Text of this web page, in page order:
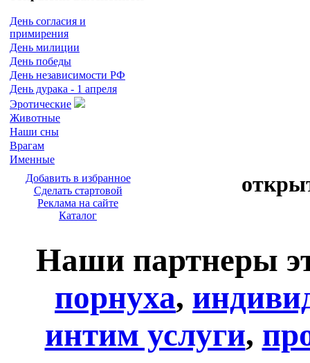
День согласия и
примирения
День милиции
День победы
День независимости РФ
День дурака - 1 апреля
Эротические
Животные
Наши сны
Врагам
Именные
Добавить в избранное
Сделать стартовой
Реклама на сайте
Каталог
Наши партнеры
порнуха,
интим услуги,